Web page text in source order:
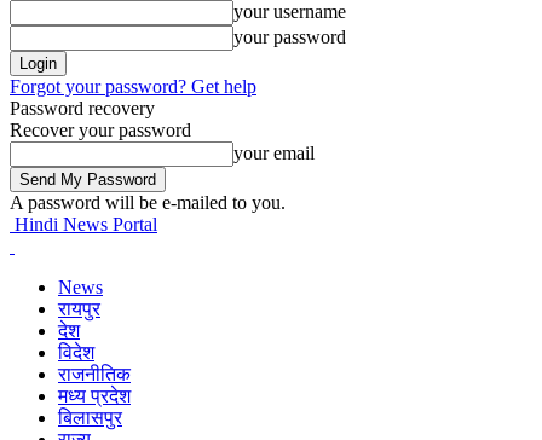
your username
your password
Forgot your password? Get help
Password recovery
Recover your password
your email
A password will be e-mailed to you.
Hindi News Portal
News
रायपुर
देश
विदेश
राजनीतिक
मध्य प्रदेश
बिलासपुर